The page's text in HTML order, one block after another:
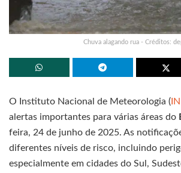
Chuva alagando rua - Créditos:
O Instituto Nacional de Meteorologia (
alertas importantes para várias áreas do
feira, 24 de junho de 2025. As
diferentes níveis de risco, incluindo
especialmente em cidades do Sul,